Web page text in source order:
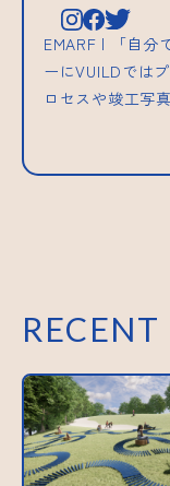
EMARF | 「自分
ーにVUILDでは
ロセスや竣工写
RECENT